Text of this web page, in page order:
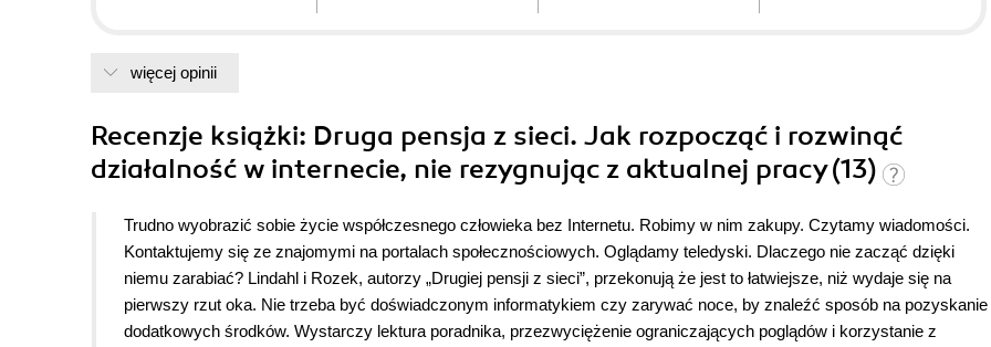
więcej opinii
Recenzje książki: Druga pensja z sieci. Jak rozpocząć i rozwinąć
działalność w internecie, nie rezygnując z aktualnej pracy (13)
Trudno wyobrazić sobie życie współczesnego człowieka bez Internetu. Robimy w nim zakupy. Czytamy wiadomości.
Kontaktujemy się ze znajomymi na portalach społecznościowych. Oglądamy teledyski. Dlaczego nie zacząć dzięki
niemu zarabiać? Lindahl i Rozek, autorzy „Drugiej pensji z sieci”, przekonują że jest to łatwiejsze, niż wydaje się na
pierwszy rzut oka. Nie trzeba być doświadczonym informatykiem czy zarywać noce, by znaleźć sposób na pozyskanie
dodatkowych środków. Wystarczy lektura poradnika, przezwyciężenie ograniczających poglądów i korzystanie z